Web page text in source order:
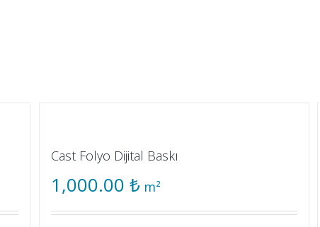
Cast Folyo Dijital Baskı
1,000.00₺ m²